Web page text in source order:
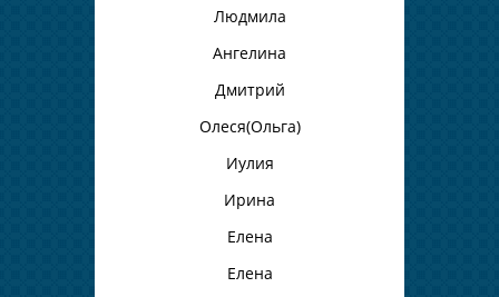
Людмила
Ангелина
Дмитрий
Олеся(Ольга)
Иулия
Ирина
Елена
Елена